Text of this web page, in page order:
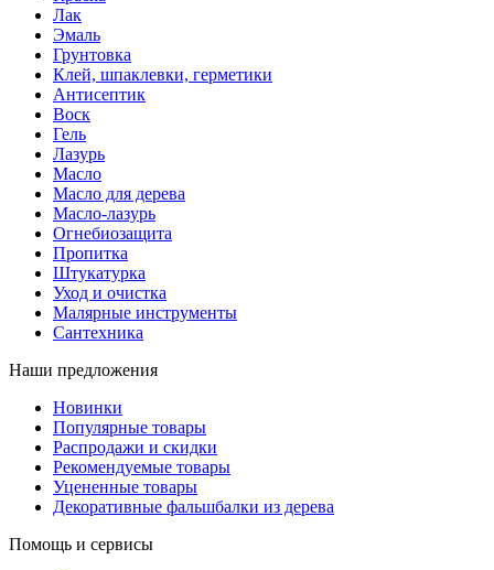
Лак
Эмаль
Грунтовка
Клей, шпаклевки, герметики
Антисептик
Воск
Гель
Лазурь
Масло
Масло для дерева
Масло-лазурь
Огнебиозащита
Пропитка
Штукатурка
Уход и очистка
Малярные инструменты
Сантехника
Наши предложения
Новинки
Популярные товары
Распродажи и скидки
Рекомендуемые товары
Уцененные товары
Декоративные фальшбалки из дерева
Помощь и сервисы